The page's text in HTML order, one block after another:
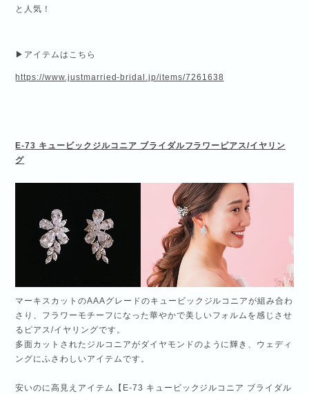
と人気！
▶アイテムはこちら
https://www.justmarried-bridal.jp/items/7261638
E-73 キュービックジルコニア ブライダルフラワーピアス/イヤリン
グ
マーキスカットのAAAグレードのキュービックジルコニアが組み合わ
さり、フラワーモチーフになった華やかで美しいフォルムを感じさせ
るピアス/イヤリングです。
多面カットされたジルコニアがダイヤモンドのように輝き、ウェディ
ングにふさわしいアイテムです。
安いのに高見えアイテム【E-73 キュービックジルコニア ブライダル